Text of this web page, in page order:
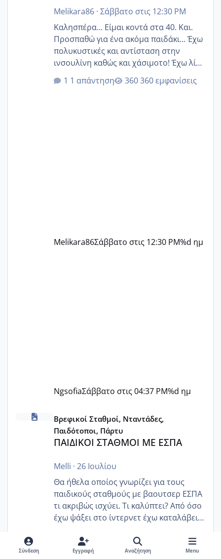
Melikara86· Σάββατο στις 12:30 PM
Καλησπέρα... Είμαι κοντά στα 40. Και.
Προσπαθώ για ένα ακόμα παιδάκι... Έχω
πολυκυστικές και αντίσταση στην
ινσουλίνη καθώς και χάσιμοτο! Έχω λίγα
κιλά παραπάνω και όσο κ αν προσπαθώ
δεν χάνω εύκολα! Προσπαθώ για ακόμη
1 απάντηση 360 εμφανίσεις
Melikara86Σάββατο στις 12:30 PM%d ημ
NgsofiaΣάββατο στις 04:37 PM%d ημ
ΠΑΙΔΙΚΟΙ ΣΤΑΘΜΟΙ ΜΕ ΕΣΠΑ
Βρεφικοί Σταθμοί, Νταντάδες,
Παιδότοποι, Πάρτυ
ΠΑΙΔΙΚΟΙ ΣΤΑΘΜΟΙ ΜΕ ΕΣΠΑ
Melli · 26 Ιουλίου
Θα ήθελα οποίος γνωρίζει για τους
παιδικούς σταθμούς με βαουτσερ ΕΣΠΑ
τι ακριβώς ισχύει. Τι καλύπτει? Από όσο
έχω ψάξει στο ίντερνετ έχω καταλάβει
δίδακτρα και τα τροφεια του ιδιωτικού
παιδικού σταθμού για όποιον το έχει
4 απαντήσεις 596 εμφανίσεις
Σύνδεση Εγγραφή Αναζήτηση Menu